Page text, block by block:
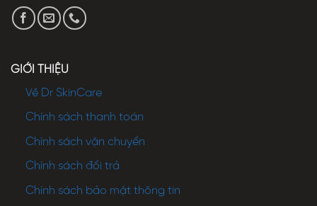
GIỚI THIỆU
Về Dr SkinCare
Chính sách thanh toán
Chính sách vận chuyển
Chính sách đổi trả
Chính sách bảo mật thông tin